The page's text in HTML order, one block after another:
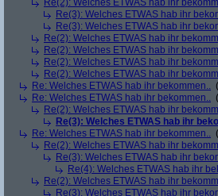
Re(2): Welches ETWAS hab ihr
Re(3): Welches ETWAS hab ihr
Re(3): Welches ETWAS hab ihr
Re(2): Welches ETWAS hab ihr
Re(2): Welches ETWAS hab ihr
Re(2): Welches ETWAS hab ihr
Re(2): Welches ETWAS hab ihr
Re: Welches ETWAS hab ihr bekommen.. (
Re: Welches ETWAS hab ihr bekommen.. (
Re(2): Welches ETWAS hab ihr
Re(3): Welches ETWAS hab ihr
Re: Welches ETWAS hab ihr bekommen.. (
Re(2): Welches ETWAS hab ihr
Re(3): Welches ETWAS hab ihr
Re(4): Welches ETWAS hab ihr
Re(2): Welches ETWAS hab ihr
Re(3): Welches ETWAS hab ihr